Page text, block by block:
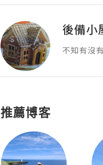
後備小
不知有沒
推薦博客